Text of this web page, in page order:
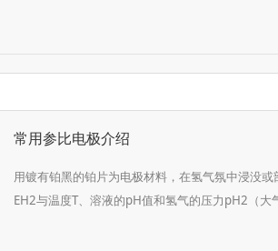
常用参比电极介绍
用镀有铂黑的铂片为电极材料，在氢气氛中浸没
EH2与温度T、溶液的pH值和氢气的压力pH2（大